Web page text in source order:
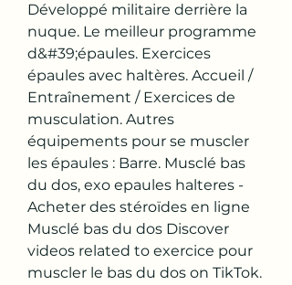
Développé militaire derrière la
nuque. Le meilleur programme
d&#39;épaules. Exercices
épaules avec haltères. Accueil /
Entraînement / Exercices de
musculation. Autres
équipements pour se muscler
les épaules : Barre. Musclé bas
du dos, exo epaules halteres -
Acheter des stéroïdes en ligne
Musclé bas du dos Discover
videos related to exercice pour
muscler le bas du dos on TikTok.